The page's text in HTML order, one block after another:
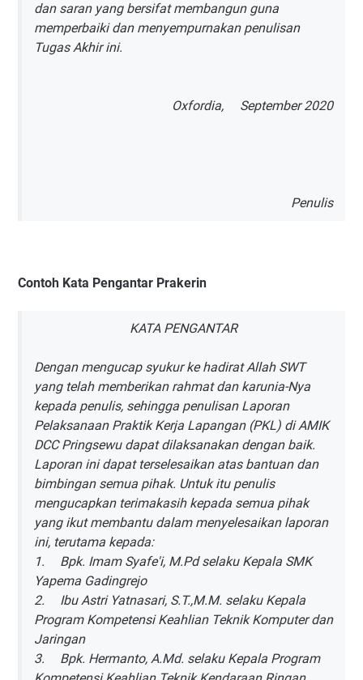
dan saran yang bersifat membangun guna
memperbaiki dan menyempurnakan penulisan
Tugas Akhir ini.
Oxfordia, September 2020
Penulis
Contoh Kata Pengantar Prakerin
KATA PENGANTAR
Dengan mengucap syukur ke hadirat Allah SWT
yang telah memberikan rahmat dan karunia-Nya
kepada penulis, sehingga penulisan Laporan
Pelaksanaan Praktik Kerja Lapangan (PKL) di AMIK
DCC Pringsewu dapat dilaksanakan dengan baik.
Laporan ini dapat terselesaikan atas bantuan dan
bimbingan semua pihak. Untuk itu penulis
mengucapkan terimakasih kepada semua pihak
yang ikut membantu dalam menyelesaikan laporan
ini, terutama kepada:
1.
Bpk. Imam Syafe'i, M.Pd selaku Kepala SMK
Yapema Gadingrejo
2.
Ibu Astri Yatnasari, S.T.,M.M. selaku Kepala
Program Kompetensi Keahlian Teknik Komputer dan
Jaringan
3.
Bpk. Hermanto, A.Md. selaku Kepala Program